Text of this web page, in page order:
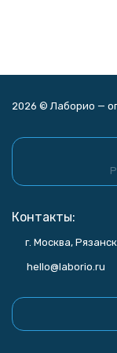
2026 © Лаборио —
Контакты:
г. Москва,
hello@laborio.ru